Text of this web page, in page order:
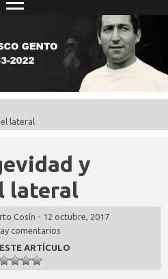
lateral
y
lateral
Cosín - 12 octubre, 2017
comentarios
ARTÍCULO